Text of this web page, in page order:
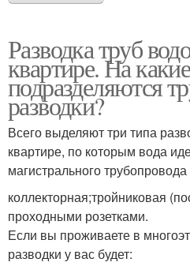
Разводка труб
квартире. На
подразделяются
разводки?
Всего выделяют три типа
квартире, по которым вода
магистрального
коллекторная;тройниковая
проходными розетками.
Если вы проживаете в
разводки у вас будет: